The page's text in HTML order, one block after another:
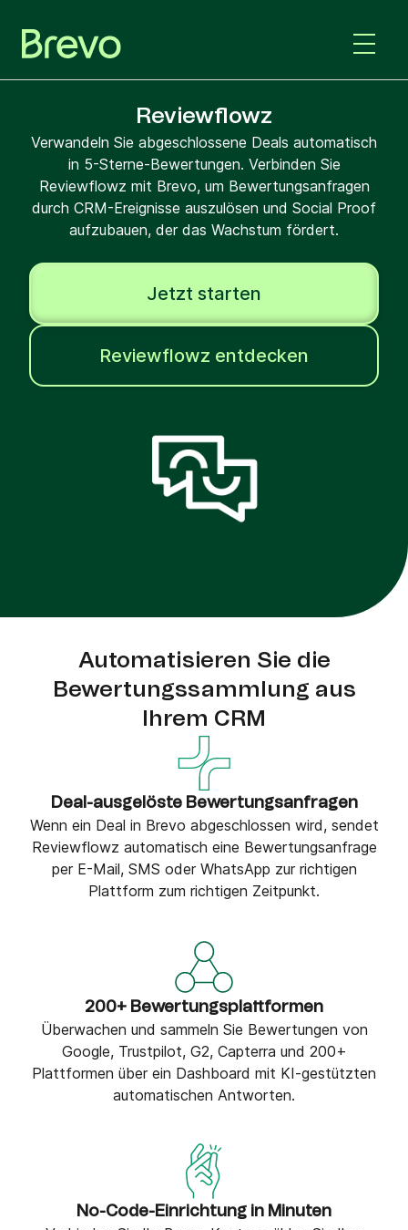
Reviewflowz
Verwandeln Sie abgeschlossene Deals automatisch
in 5-Sterne-Bewertungen. Verbinden Sie
Reviewflowz mit Brevo, um Bewertungsanfragen
durch CRM-Ereignisse auszulösen und Social Proof
aufzubauen, der das Wachstum fördert.
Jetzt starten
Reviewflowz entdecken
Automatisieren Sie die
Bewertungssammlung aus
Ihrem CRM
Deal-ausgelöste Bewertungsanfragen
Wenn ein Deal in Brevo abgeschlossen wird, sendet
Reviewflowz automatisch eine Bewertungsanfrage
per E-Mail, SMS oder WhatsApp zur richtigen
Plattform zum richtigen Zeitpunkt.
200+ Bewertungsplattformen
Überwachen und sammeln Sie Bewertungen von
Google, Trustpilot, G2, Capterra und 200+
Plattformen über ein Dashboard mit KI-gestützten
automatischen Antworten.
No-Code-Einrichtung in Minuten